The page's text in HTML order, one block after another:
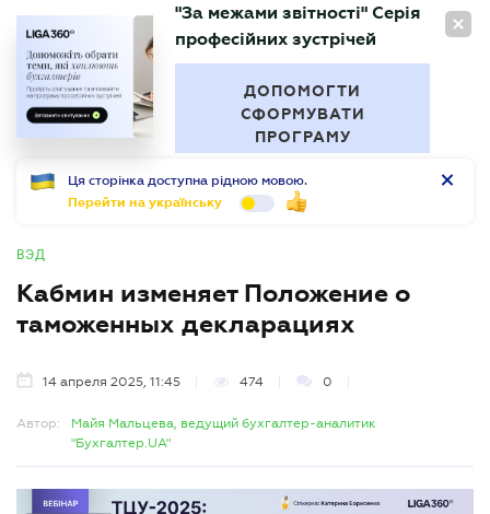
RU
БУХГАЛТЕР
"За межами звітності" Серія
професійних зустрічей
ДОПОМОГТИ
СФОРМУВАТИ
ПРОГРАМУ
Ця сторінка доступна рідною мовою.
Перейти на українську
ВЭД
Кабмин изменяет Положение о
таможенных декларациях
14 апреля 2025, 11:45 474 0
Автор:
Майя Мальцева, ведущий бухгалтер-аналитик
"Бухгалтер.UA"